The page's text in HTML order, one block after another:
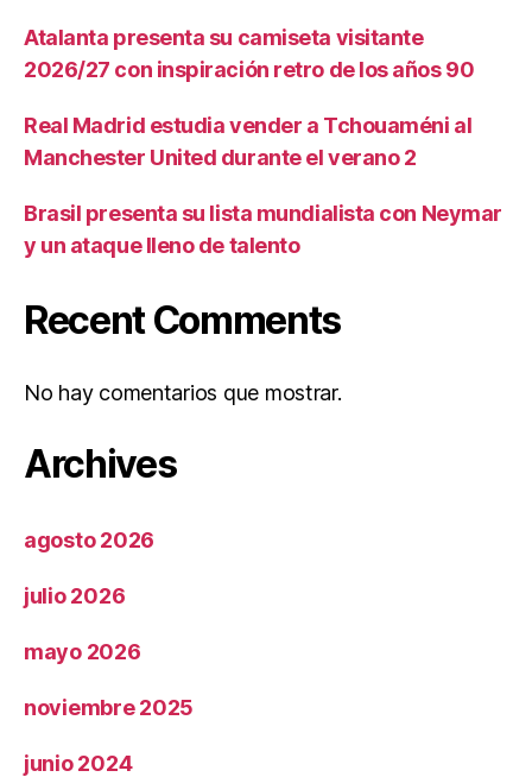
Atalanta presenta su camiseta visitante
2026/27 con inspiración retro de los años 90
Real Madrid estudia vender a Tchouaméni al
Manchester United durante el verano 2
Brasil presenta su lista mundialista con Neymar
y un ataque lleno de talento
Recent Comments
No hay comentarios que mostrar.
Archives
agosto 2026
julio 2026
mayo 2026
noviembre 2025
junio 2024